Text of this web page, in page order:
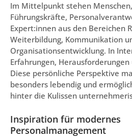
Im Mittelpunkt stehen
Führungskräfte,
Expert:innen aus den Bereichen
Weiterbildung, Kommunikation
Organisationsentwicklung. In
Erfahrungen,
Diese persönliche Perspektive
besonders lebendig und
hinter die Kulissen
Inspiration für modernes
Personalmanagement